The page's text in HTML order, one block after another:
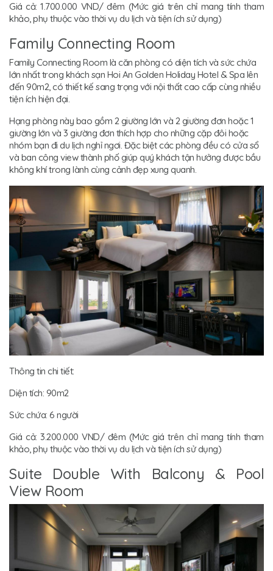
Giá cả: 1.700.000 VND/ đêm (Mức giá trên chỉ mang tính tham
khảo, phụ thuộc vào thời vụ du lịch và tiện ích sử dụng)
Family Connecting Room
Family Connecting Room là căn phòng có diện tích và sức chứa
lớn nhất trong khách sạn Hoi An Golden Holiday Hotel & Spa lên
đến 90m2, có thiết kế sang trọng với nội thất cao cấp cùng nhiều
tiện ích hiện đại.
Hạng phòng này bao gồm 2 giường lớn và 2 giường đơn hoặc 1
giường lớn và 3 giường đơn thích hợp cho những cặp đôi hoặc
nhóm bạn đi du lịch nghỉ ngơi. Đặc biệt các phòng đều có cửa sổ
và ban công view thành phố giúp quý khách tận hưởng được bầu
không khí trong lành cùng cảnh đẹp xung quanh.
Thông tin chi tiết:
Diện tích: 90m2
Sức chứa: 6 người
Giá cả: 3.200.000 VND/ đêm (Mức giá trên chỉ mang tính tham
khảo, phụ thuộc vào thời vụ du lịch và tiện ích sử dụng)
Suite Double With Balcony & Pool
View Room